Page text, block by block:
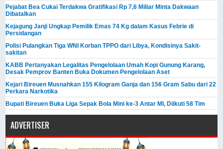
Pejabat Bea Cukai Terdakwa Gratifikasi Rp 7,6 Miliar Minta Dakwaan
Dibatalkan
Kejagung Janji Ungkap Pemilik Emas 74 Kg dalam Kasus Febrie di
Persidangan
Polisi Pulangkan Tiga WNI Korban TPPO dari Libya, Kondisinya Sakit-
sakitan
KABB Pertanyakan Legalitas Pengelolaan Umah Kopi Gunung Karang,
Desak Pemprov Banten Buka Dokumen Pengelolaan Aset
Kejari Bireuen Musnahkan 155 Kilogram Ganja dan 156 Gram Sabu dari 22
Perkara Narkotika
Bupati Bireuen Buka Liga Sepak Bola Mini ke-3 Antar MI, Diikuti 58 Tim
ADVERTISER